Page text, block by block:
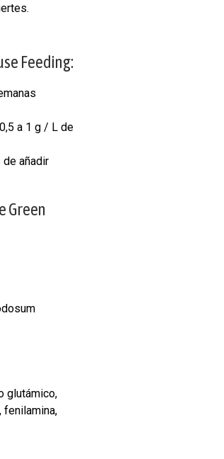
Feeding:
a 1 g / L de
de añadir
Green
glutámico,
fenilamina,